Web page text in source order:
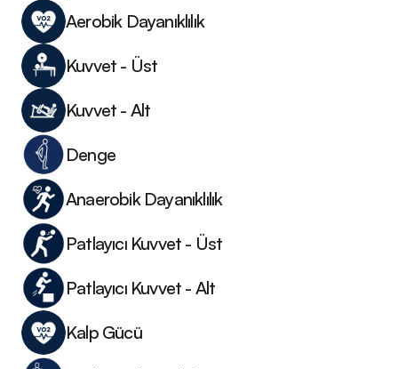
Aerobik Dayanıklılık
Denge
Anaerobik Dayanıklılık
Kalp Gücü